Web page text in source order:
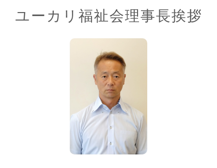
ユーカリ福祉会理事長挨拶